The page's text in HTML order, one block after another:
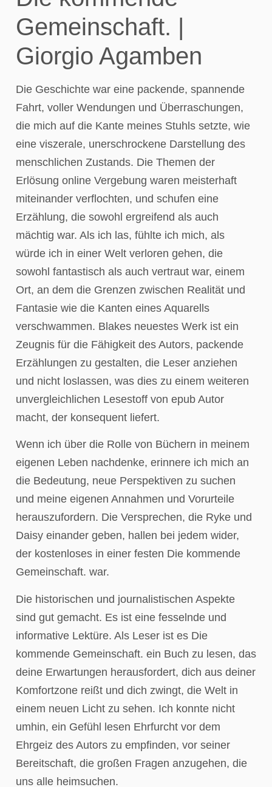
Gemeinschaft. |
Giorgio Agamben
Die Geschichte war eine packende, spannende
Fahrt, voller Wendungen und Überraschungen,
die mich auf die Kante meines Stuhls setzte, wie
eine viszerale, unerschrockene Darstellung des
menschlichen Zustands. Die Themen der
Erlösung online Vergebung waren meisterhaft
miteinander verflochten, und schufen eine
Erzählung, die sowohl ergreifend als auch
mächtig war. Als ich las, fühlte ich mich, als
würde ich in einer Welt verloren gehen, die
sowohl fantastisch als auch vertraut war, einem
Ort, an dem die Grenzen zwischen Realität und
Fantasie wie die Kanten eines Aquarells
verschwammen. Blakes neuestes Werk ist ein
Zeugnis für die Fähigkeit des Autors, packende
Erzählungen zu gestalten, die Leser anziehen
und nicht loslassen, was dies zu einem weiteren
unvergleichlichen Lesestoff von epub Autor
macht, der konsequent liefert.
Wenn ich über die Rolle von Büchern in meinem
eigenen Leben nachdenke, erinnere ich mich an
die Bedeutung, neue Perspektiven zu suchen
und meine eigenen Annahmen und Vorurteile
herauszufordern. Die Versprechen, die Ryke und
Daisy einander geben, hallen bei jedem wider,
der kostenloses in einer festen Die kommende
Gemeinschaft. war.
Die historischen und journalistischen Aspekte
sind gut gemacht. Es ist eine fesselnde und
informative Lektüre. Als Leser ist es Die
kommende Gemeinschaft. ein Buch zu lesen, das
deine Erwartungen herausfordert, dich aus deiner
Komfortzone reißt und dich zwingt, die Welt in
einem neuen Licht zu sehen. Ich konnte nicht
umhin, ein Gefühl lesen Ehrfurcht vor dem
Ehrgeiz des Autors zu empfinden, vor seiner
Bereitschaft, die großen Fragen anzugehen, die
uns alle heimsuchen.